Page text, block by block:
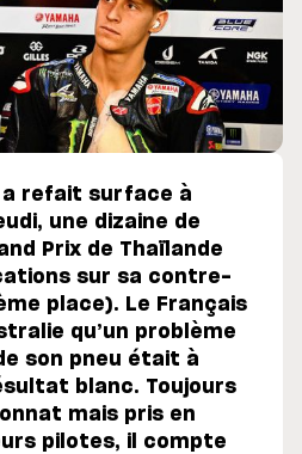
a refait surface à
une dizaine de
Prix de Thaïlande
sur sa contre-
place). Le Français
qu’un problème
son pneu était à
blanc. Toujours
mais pris en
pilotes, il compte